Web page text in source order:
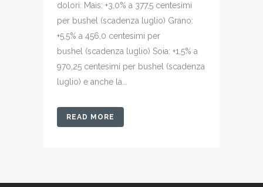
dolori: Mais: +3,0% a 377,5 centesimi
per bushel (scadenza luglio) Grano:
+5,5% a 456,0 centesimi per
bushel (scadenza luglio) Soia: +1,5% a
970,25 centesimi per bushel (scadenza
luglio) e anche la...
READ MORE